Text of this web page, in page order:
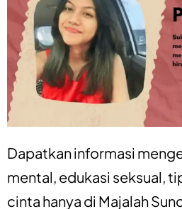
Dapatkan informasi
mental, edukasi seksual,
cinta hanya di Majalah